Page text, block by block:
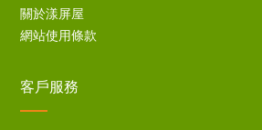
關於漾屏屋
網站使用條款
客戶服務